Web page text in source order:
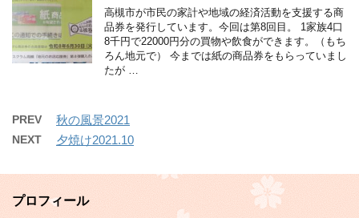
高槻市が市民の家計や地域の経済活動を支援する商
品券を発行しています。今回は第8回目。 1家族4口
8千円で22000円分の買物や飲食ができます。（もち
ろん地元で） 今までは紙の商品券をもらっていまし
たが …
PREV 秋の風景2021
NEXT 夕焼け2021.10
プロフィール